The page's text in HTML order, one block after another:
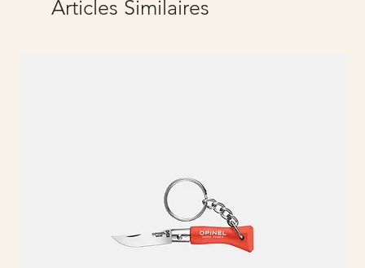
Articles Similaires